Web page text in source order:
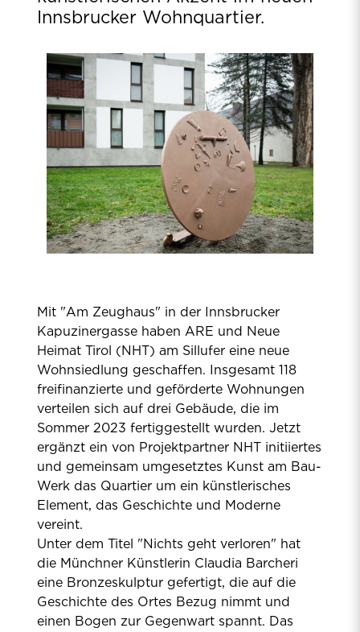
Innsbrucker Wohnquartier.
Mit "Am Zeughaus" in der Innsbrucker
Kapuzinergasse haben ARE und Neue
Heimat Tirol (NHT) am Sillufer eine neue
Wohnsiedlung geschaffen. Insgesamt 118
freifinanzierte und geförderte Wohnungen
verteilen sich auf drei Gebäude, die im
Sommer 2023 fertiggestellt wurden. Jetzt
ergänzt ein von Projektpartner NHT initiiertes
und gemeinsam umgesetztes Kunst am Bau-
Werk das Quartier um ein künstlerisches
Element, das Geschichte und Moderne
vereint.
Unter dem Titel "Nichts geht verloren" hat
die Münchner Künstlerin Claudia Barcheri
eine Bronzeskulptur gefertigt, die auf die
Geschichte des Ortes Bezug nimmt und
einen Bogen zur Gegenwart spannt. Das